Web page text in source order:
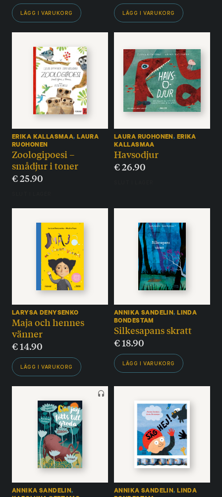
LÄGG I VARUKORG LÄGG I VARUKORG
ERIKA KALLASMAA,LAURA
RUOHONEN
Zoologipoesi –
smådjur i toner
€25.90
LAURA RUOHONEN, ERIKA
KALLASMAA
Havsodjur
€26.90
LARYSA DENYSENKO
Maja och hennes
vänner
€14.90
LÄGG I VARUKORG
ANNIKA SANDELIN,LINDA
BONDESTAM
Silkesapans skratt
€18.90
LÄGG I VARUKORG
ANNIKA SANDELIN,
ANNIKA SANDELIN,LINDA